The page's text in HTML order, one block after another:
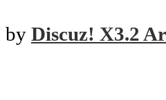
by Discuz! X3.2